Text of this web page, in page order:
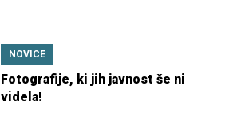
NOVICE
Fotografije, ki jih javnost še ni
videla!